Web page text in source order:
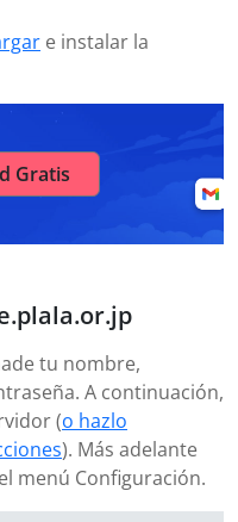
e instalar la
Gratis
tu nombre,
A continuación,
(o hazlo
). Más adelante
menú Configuración.